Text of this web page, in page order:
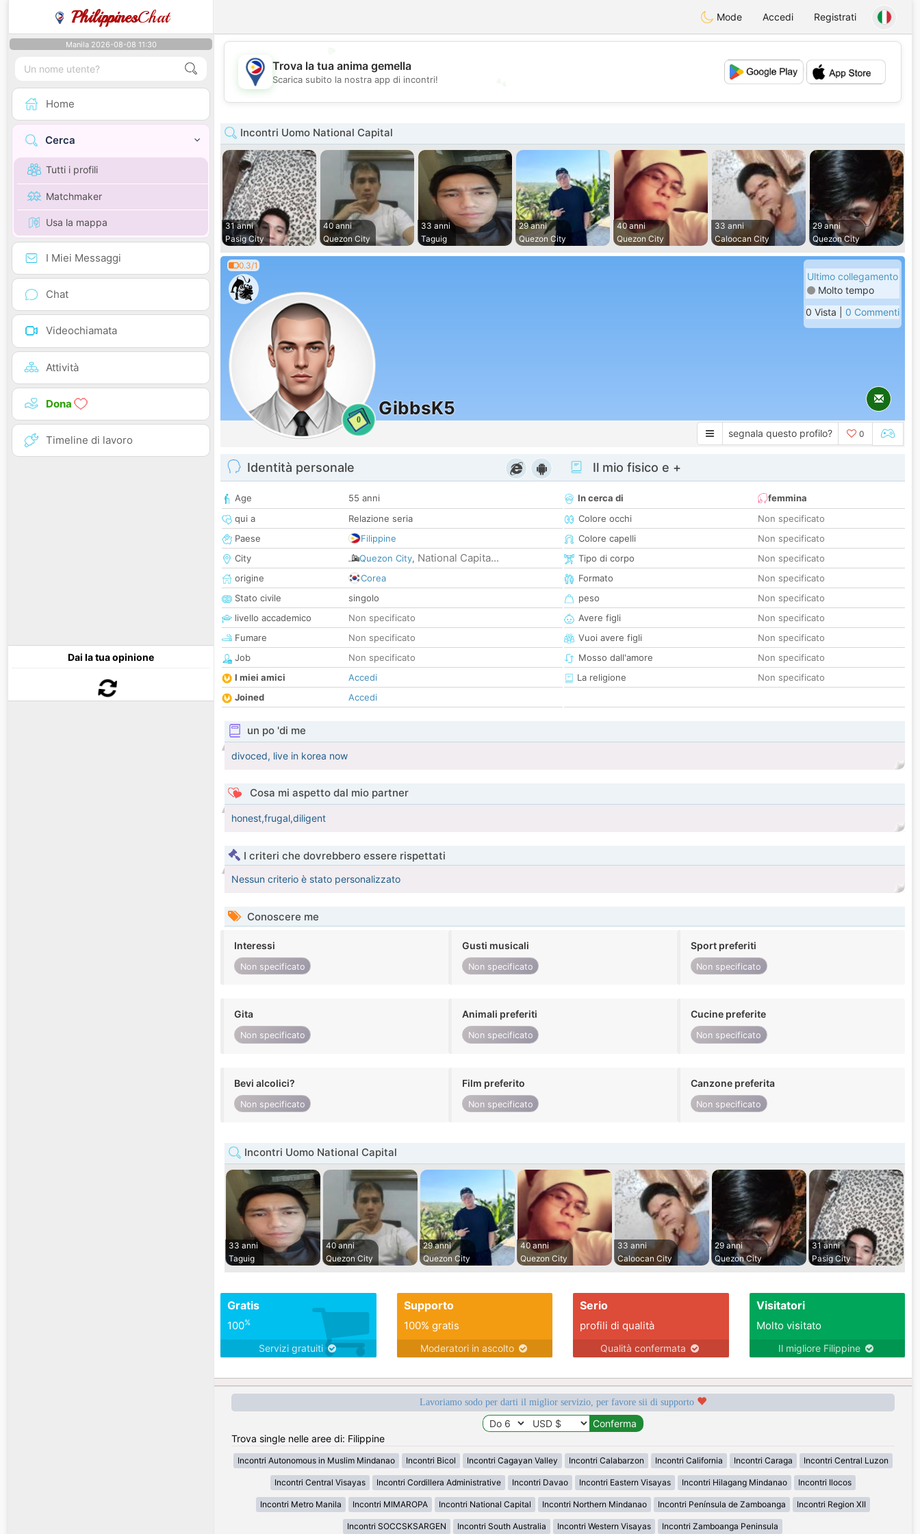
PhilippinesChat Mode Accedi Registrati
Manila 2026-08-08 11:30
Home
Cerca
Tutti i profili
Matchmaker
Usa la mappa
I Miei Messaggi
Chat
Videochiamata
Attività
Dona
Timeline di lavoro
Dai la tua opinione
💖
💖
💕
Trova la tua anima gemella
Scarica subito la nostra app di incontri!
Incontri Uomo National Capital
31 anni
Pasig City
40 anni
Quezon City
33 anni
Taguig
29 anni
Quezon City
40 anni
Quezon City
33 anni
Caloocan City
29 anni
Quezon City
0.3/1
0
GibbsK5
Ultimo collegamento
Molto tempo
0 Vista | 0 Commenti
segnala questo profilo? 0
Identità personale
Age
55 anni
qui a
Relazione seria
Paese
Filippine
City
Quezon City, National Capita...
origine
Corea
Stato civile
singolo
livello accademico
Non specificato
Fumare
Non specificato
Job
Non specificato
I miei amici
Accedi
Joined
Accedi
Il mio fisico e +
In cerca di
femmina
Colore occhi
Non specificato
Colore capelli
Non specificato
Tipo di corpo
Non specificato
Formato
Non specificato
peso
Non specificato
Avere figli
Non specificato
Vuoi avere figli
Non specificato
Mosso dall'amore
Non specificato
La religione
Non specificato
un po 'di me
divoced, live in korea now
Cosa mi aspetto dal mio partner
honest,frugal,diligent
I criteri che dovrebbero essere rispettati
Nessun criterio è stato personalizzato
Conoscere me
Interessi
Non specificato
Gusti musicali
Non specificato
Sport preferiti
Non specificato
Gita
Non specificato
Animali preferiti
Non specificato
Cucine preferite
Non specificato
Bevi alcolici?
Non specificato
Film preferito
Non specificato
Canzone preferita
Non specificato
Incontri Uomo National Capital
33 anni
Taguig
40 anni
Quezon City
29 anni
Quezon City
40 anni
Quezon City
33 anni
Caloocan City
29 anni
Quezon City
31 anni
Pasig City
Gratis
100%
Servizi gratuiti
Supporto
100% gratis
Moderatori in ascolto
Serio
profili di qualità
Qualità confermata
Visitatori
Molto visitato
Il migliore Filippine
Lavoriamo sodo per darti il miglior servizio, per favore sii di supporto
Trova single nelle aree di: Filippine
Incontri Autonomous in Muslim Mindanao Incontri Bicol Incontri Cagayan Valley Incontri Calabarzon Incontri California Incontri Caraga Incontri Central Luzon
Incontri Central Visayas Incontri Cordillera Administrative Incontri Davao Incontri Eastern Visayas Incontri Hilagang Mindanao Incontri Ilocos
Incontri Metro Manila Incontri MIMAROPA Incontri National Capital Incontri Northern Mindanao Incontri Península de Zamboanga Incontri Region XII
Incontri SOCCSKSARGEN Incontri South Australia Incontri Western Visayas Incontri Zamboanga Peninsula